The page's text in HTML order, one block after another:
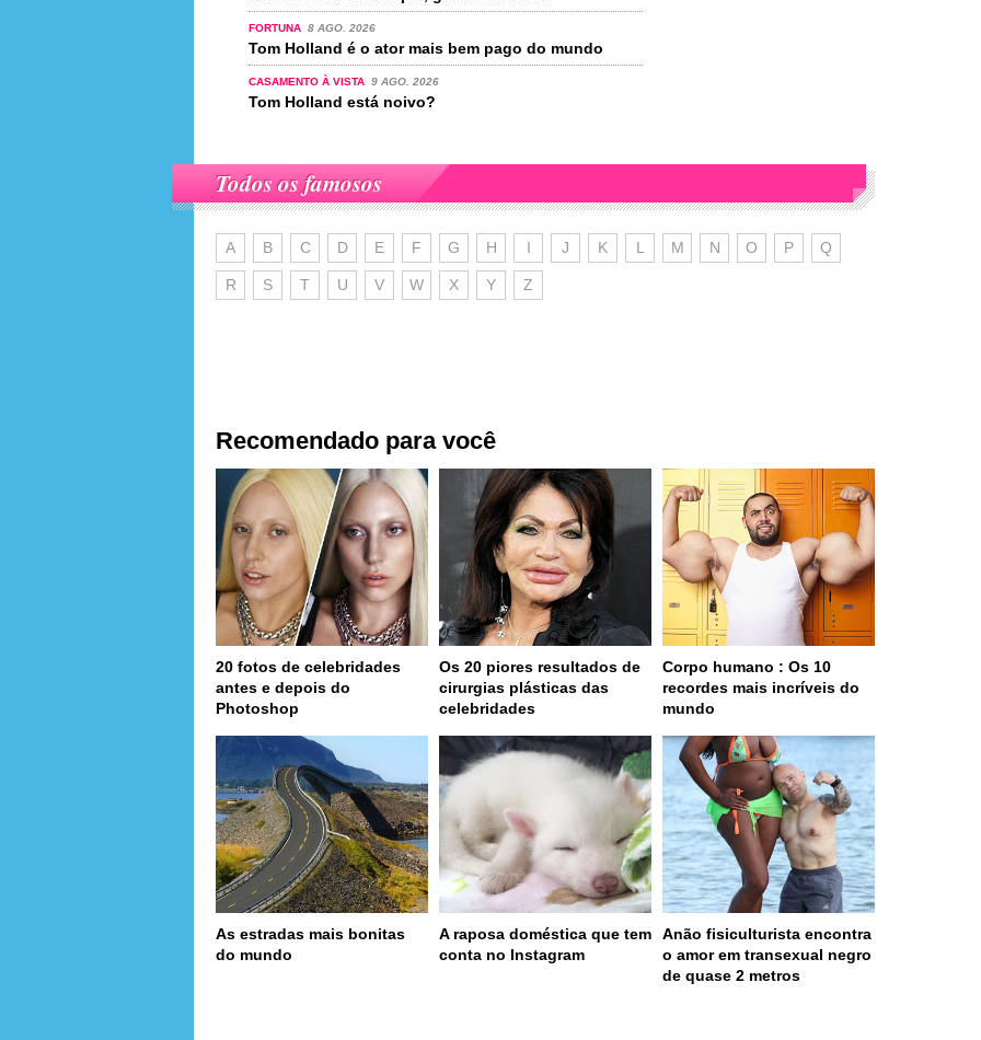
FORTUNA 8 AGO. 2026
Tom Holland é o ator mais bem pago do mundo
CASAMENTO À VISTA 9 AGO. 2026
Tom Holland está noivo?
Todos os famosos
A B C D E F G H I J K L M N O P Q
R S T U V W X Y Z
Recomendado para você
20 fotos de celebridades
antes e depois do
Photoshop
Os 20 piores resultados de
cirurgias plásticas das
celebridades
Corpo humano : Os 10
recordes mais incríveis do
mundo
As estradas mais bonitas
do mundo
A raposa doméstica que tem
conta no Instagram
Anão fisiculturista encontra
o amor em transexual negro
de quase 2 metros